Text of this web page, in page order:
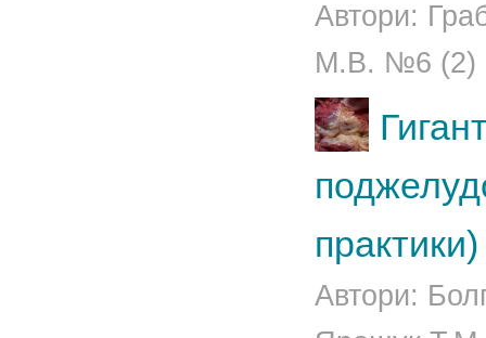
Автори:
М.В. №6 (2)
практики)
Автори: